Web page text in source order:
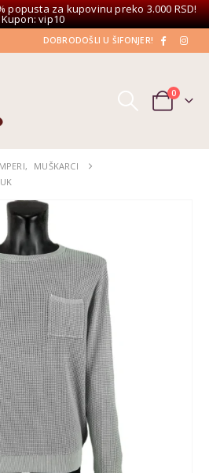
popusta za kupovinu preko 3.000 RSD!
Kupon: vip10
DOBRODOŠLI U ŠIFONJER!
0
,
MUŠKARCI